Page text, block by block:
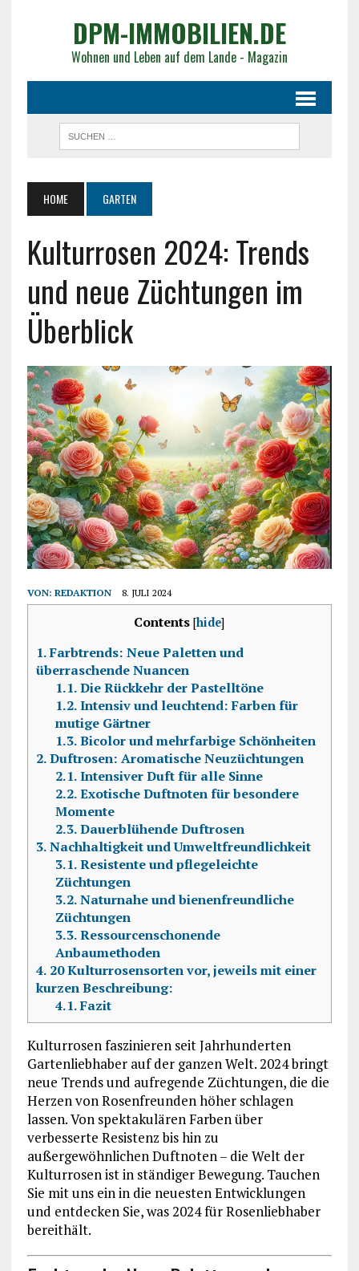
DPM-IMMOBILIEN.DE
Wohnen und Leben auf dem Lande - Magazin
HOME GARTEN
Kulturrosen 2024: Trends
und neue Züchtungen im
Überblick
VON: REDAKTION 8. JULI 2024
Contents [hide]
1.Farbtrends: Neue Paletten und
überraschende Nuancen
1.1.Die Rückkehr der Pastelltöne
1.2.Intensiv und leuchtend: Farben für
mutige Gärtner
1.3.Bicolor und mehrfarbige Schönheiten
2.Duftrosen: Aromatische Neuzüchtungen
2.1.Intensiver Duft für alle Sinne
2.2.Exotische Duftnoten für besondere
Momente
2.3.Dauerblühende Duftrosen
3.Nachhaltigkeit und Umweltfreundlichkeit
3.1.Resistente und pflegeleichte
Züchtungen
3.2.Naturnahe und bienenfreundliche
Züchtungen
3.3.Ressourcenschonende
Anbaumethoden
4.20 Kulturrosensorten vor, jeweils mit einer
kurzen Beschreibung:
4.1.Fazit
Kulturrosen faszinieren seit Jahrhunderten
Gartenliebhaber auf der ganzen Welt. 2024 bringt
neue Trends und aufregende Züchtungen, die die
Herzen von Rosenfreunden höher schlagen
lassen. Von spektakulären Farben über
verbesserte Resistenz bis hin zu
außergewöhnlichen Duftnoten – die Welt der
Kulturrosen ist in ständiger Bewegung. Tauchen
Sie mit uns ein in die neuesten Entwicklungen
und entdecken Sie, was 2024 für Rosenliebhaber
bereithält.